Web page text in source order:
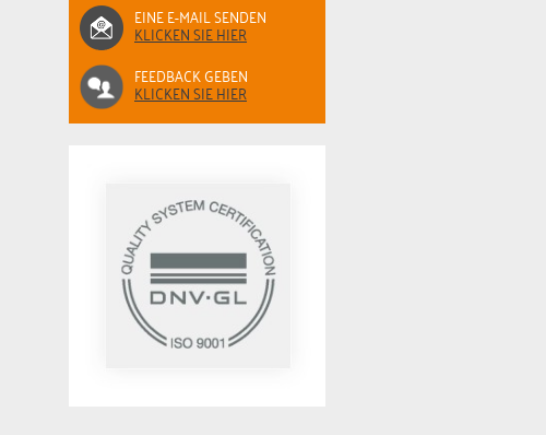
EINE E-MAIL SENDEN
KLICKEN SIE HIER
FEEDBACK GEBEN
KLICKEN SIE HIER